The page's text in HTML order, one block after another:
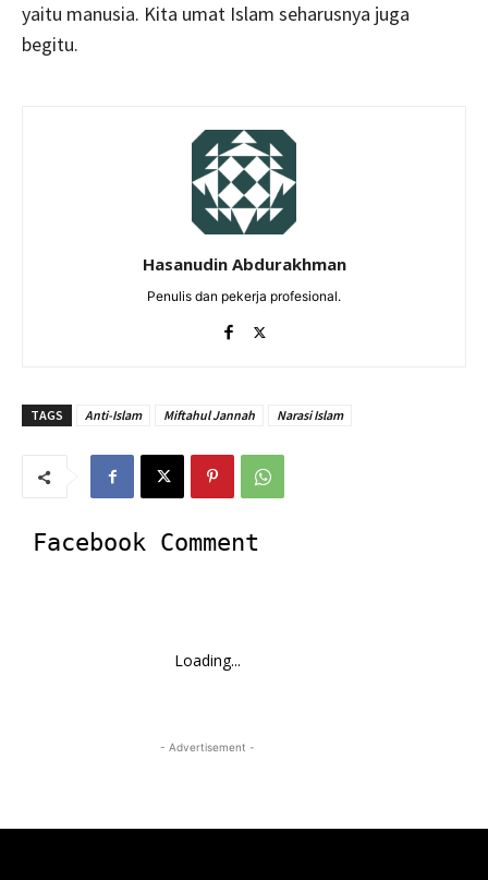
yaitu manusia. Kita umat Islam seharusnya juga
begitu.
Hasanudin Abdurakhman
Penulis dan pekerja profesional.
TAGS Anti-Islam Miftahul Jannah Narasi Islam
Facebook Comment
Loading...
- Advertisement -